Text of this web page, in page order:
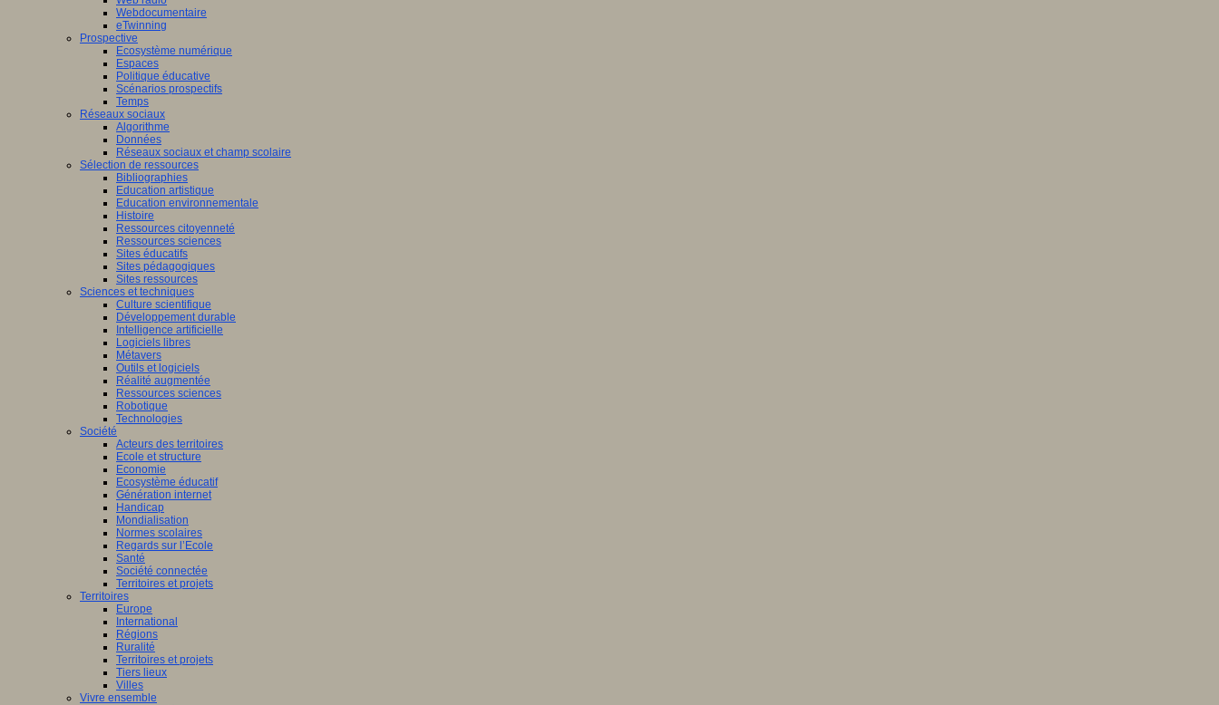
Webdocumentaire
eTwinning
Prospective
Ecosystème numérique
Espaces
Politique éducative
Scénarios prospectifs
Temps
Réseaux sociaux
Algorithme
Données
Réseaux sociaux et champ scolaire
Sélection de ressources
Bibliographies
Education artistique
Education environnementale
Histoire
Ressources citoyenneté
Ressources sciences
Sites éducatifs
Sites pédagogiques
Sites ressources
Sciences et techniques
Culture scientifique
Développement durable
Intelligence artificielle
Logiciels libres
Métavers
Outils et logiciels
Réalité augmentée
Ressources sciences
Robotique
Technologies
Société
Acteurs des territoires
Ecole et structure
Economie
Ecosystème éducatif
Génération internet
Handicap
Mondialisation
Normes scolaires
Regards sur l’Ecole
Santé
Société connectée
Territoires et projets
Territoires
Europe
International
Régions
Ruralité
Territoires et projets
Tiers lieux
Villes
Vivre ensemble